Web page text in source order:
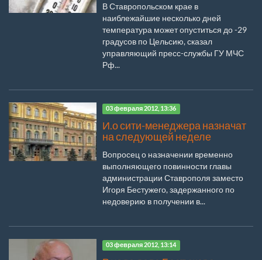
В Ставропольском крае в
наиблежайшие несколько дней
температура может опуститься до -29
градусов по Цельсию, сказал
управляющий пресс-службы ГУ МЧС
Рф...
03 февраля 2012, 13:36
И.о сити-менеджера назначат
на следующей неделе
Вопросец о назначении временно
выполняющего повинности главы
администрации Ставрополя заместо
Игоря Бестужего, задержанного по
недоверию в получении в...
03 февраля 2012, 13:14